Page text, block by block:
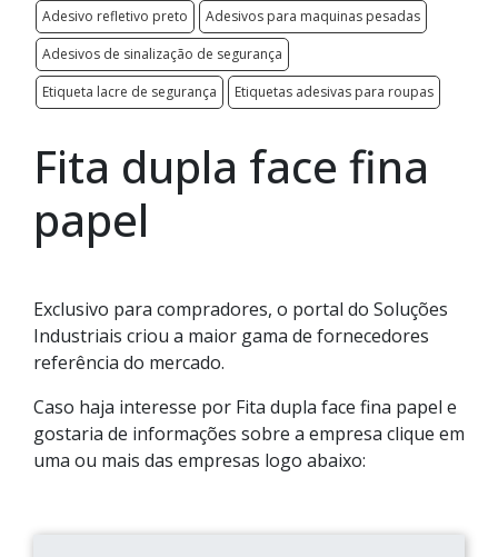
Adesivo refletivo preto
Adesivos para maquinas pesadas
Adesivos de sinalização de segurança
Etiqueta lacre de segurança
Etiquetas adesivas para roupas
Fita dupla face fina
papel
Exclusivo para compradores, o portal do Soluções
Industriais criou a maior gama de fornecedores
referência do mercado.
Caso haja interesse por Fita dupla face fina papel e
gostaria de informações sobre a empresa clique em
uma ou mais das empresas logo abaixo: